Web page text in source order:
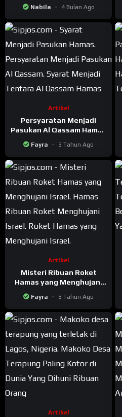
Bahaya Kucing Diberi
Makan Nasi
Nabila 4 Bulan Ago
Artikel
Persyaratan Menjadi
Pasukan Al Qassam Hamas
yang Ditakuti Israel
Fayra 3 Tahun Ago
Artikel
Misteri Ribuan Roket
Hamas yang Menghujani
Fayra 3 Tahun Ago
Artikel